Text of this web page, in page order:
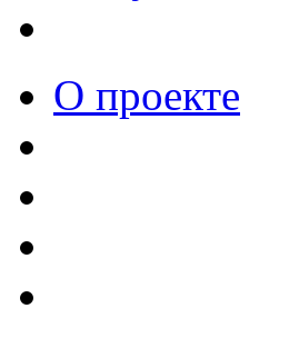
О проекте